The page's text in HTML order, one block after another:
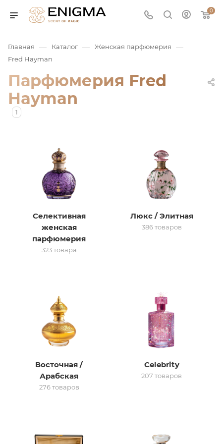
0
сертификат
Главная — Каталог — Женская парфюмерия —
Fred Hayman
Парфюмерия Fred
Hayman
1
Селективная
женская
парфюмерия
323 товара
Люкс / Элитная
386 товаров
Восточная /
Арабская
276 товаров
Celebrity
207 товаров